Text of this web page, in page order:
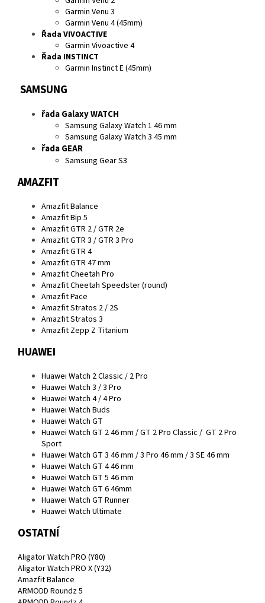
Garmin Venu 3
Garmin Venu 4 (45mm)
Řada VIVOACTIVE
Garmin Vivoactive 4
Řada INSTINCT
Garmin Instinct E (45mm)
SAMSUNG
řada Galaxy WATCH
Samsung Galaxy Watch 1 46 mm
Samsung Galaxy Watch 3 45 mm
řada GEAR
Samsung Gear S3
AMAZFIT
Amazfit Balance
Amazfit Bip 5
Amazfit GTR 2 / GTR 2e
Amazfit GTR 3 / GTR 3 Pro
Amazfit GTR 4
Amazfit GTR 47 mm
Amazfit Cheetah Pro
Amazfit Cheetah Speedster (round)
Amazfit Pace
Amazfit Stratos 2 / 2S
Amazfit Stratos 3
Amazfit Zepp Z Titanium
HUAWEI
Huawei Watch 2 Classic / 2 Pro
Huawei Watch 3 / 3 Pro
Huawei Watch 4 / 4 Pro
Huawei Watch Buds
Huawei Watch GT
Huawei Watch GT 2 46 mm / GT 2 Pro Classic / GT 2 Pro
Sport
Huawei Watch GT 3 46 mm / 3 Pro 46 mm / 3 SE 46 mm
Huawei Watch GT 4 46 mm
Huawei Watch GT 5 46 mm
Huawei Watch GT 6 46mm
Huawei Watch GT Runner
Huawei Watch Ultimate
OSTATNÍ
Aligator Watch PRO (Y80)
Aligator Watch PRO X (Y32)
Amazfit Balance
ARMODD Roundz 5